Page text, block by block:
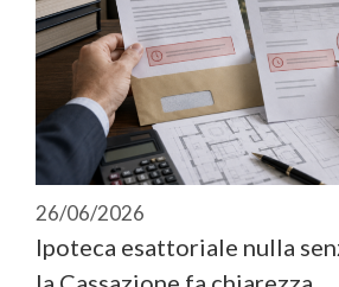
26/06/2026
Ipoteca esattoriale nulla